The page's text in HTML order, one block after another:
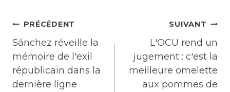
Navigation
de
l’article
PRÉCÉDENT
Sánchez réveille la
mémoire de l'exil
républicain dans la
dernière ligne
SUIVANT
L'OCU rend un
jugement : c'est la
meilleure omelette
aux pommes de